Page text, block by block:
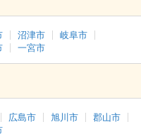
沼津市
岐阜市
一宮市
広島市 旭川市
郡山市